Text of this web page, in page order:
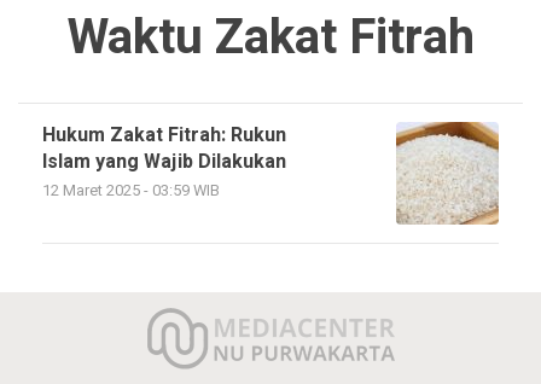
Waktu Zakat Fitrah
Hukum Zakat Fitrah: Rukun
Islam yang Wajib Dilakukan
12 Maret 2025 - 03:59 WIB